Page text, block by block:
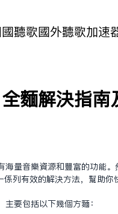
聽歌國外聽歌加速
面解决指
量音乐资源和丰富的功能
列有效的解决方法，帮助你
要包括以下几个方面：